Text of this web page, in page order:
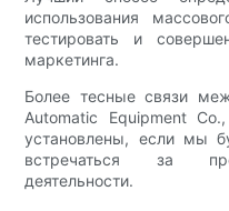
использования
тестировать и
маркетинга.
Более тесные связи
Automatic Equipment
установлены, если мы
встречаться за
деятельности.